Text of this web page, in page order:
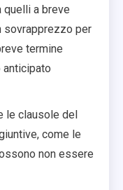
a breve
sovrapprezzo per
termine
anticipato
le clausole del
come le
non essere